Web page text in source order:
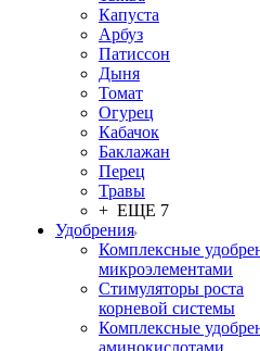
Капуста
Арбуз
Патиссон
Дыня
Томат
Огурец
Кабачок
Баклажан
Перец
Травы
+ ЕЩЕ 7
Удобрения
Комплексные
микроэлементами
Стимуляторы роста
корневой системы
Комплексные
аминокислотами